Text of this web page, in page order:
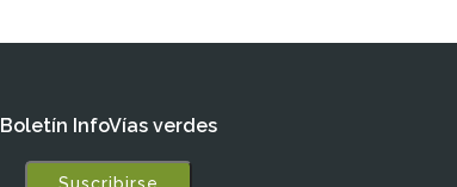
Boletín InfoVías verdes